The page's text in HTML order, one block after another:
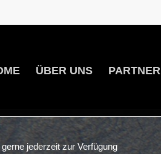
ÜBER UNS PARTNER
jederzeit zur Verfügung